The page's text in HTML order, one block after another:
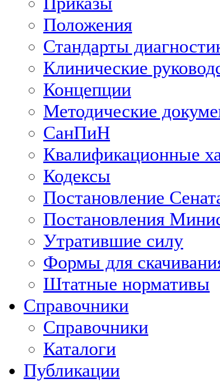
Положения
Стандарты
Клинические
Концепции
Методические
СанПиН
Квалификационные
Кодексы
Постановление
Постановления
Утратившие силу
Формы для
Штатные нормативы
Справочники
Справочники
Каталоги
Публикации